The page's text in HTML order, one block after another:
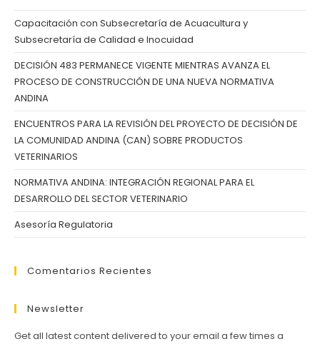
Capacitación con Subsecretaría de Acuacultura y
Subsecretaría de Calidad e Inocuidad
DECISIÓN 483 PERMANECE VIGENTE MIENTRAS AVANZA EL
PROCESO DE CONSTRUCCIÓN DE UNA NUEVA NORMATIVA
ANDINA
ENCUENTROS PARA LA REVISIÓN DEL PROYECTO DE DECISIÓN DE
LA COMUNIDAD ANDINA (CAN) SOBRE PRODUCTOS
VETERINARIOS
NORMATIVA ANDINA: INTEGRACIÓN REGIONAL PARA EL
DESARROLLO DEL SECTOR VETERINARIO
Asesoría Regulatoria
Comentarios Recientes
Newsletter
Get all latest content delivered to your email a few times a